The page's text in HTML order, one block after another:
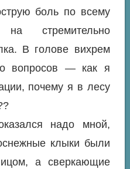
боль по всему
стремительно
В голове вихрем
вопросов — как я
почему я в лесу
надо мной,
клыки были
а сверкающие